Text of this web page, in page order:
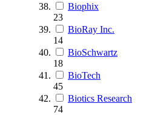
Biophix
23
BioRay Inc.
14
BioSchwartz
18
BioTech
45
Biotics Research
74